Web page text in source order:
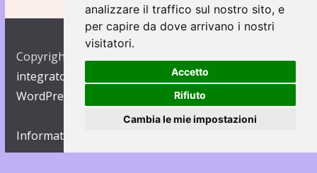
analizzare il traffico sul nostro sito, e
per capire da dove arrivano i nostri
visitatori.
Accetto
Rifiuto
Cambia le mie impostazioni
Copyright © 2026
integrato Duemila coccole
. Creato con
WordPress
Informativa estesa sui Cookies